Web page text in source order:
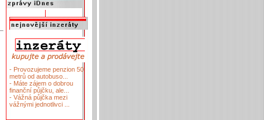
- Provozujeme penzion 50
metrů od autobuso...
- Máte zájem o dobrou
finanční půjčku, ale...
- Vážná půjčka mezi
vážnými jednotlivci ...